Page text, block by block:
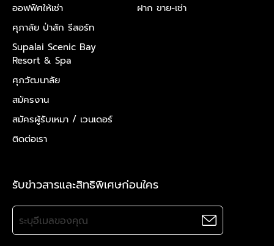
ออฟฟิศให้เช่า
ศุภาลัย ป่าสัก รีสอร์ท
Supalai Scenic Bay
Resort & Spa
ศุภวัฒนาลัย
สมัครงาน
สมัครผู้รับเหมา / เวนเดอร์
ติดต่อเรา
ฝาก ขาย-เช่า
รับข่าวสารและสิทธิพิเศษก่อนใคร